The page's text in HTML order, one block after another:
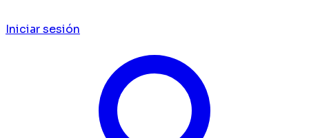
Iniciar sesión